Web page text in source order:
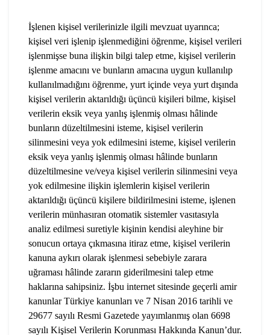
İşlenen kişisel verilerinizle ilgili mevzuat uyarınca;
kişisel veri işlenip işlenmediğini öğrenme, kişisel verileri
işlenmişse buna ilişkin bilgi talep etme, kişisel verilerin
işlenme amacını ve bunların amacına uygun kullanılıp
kullanılmadığını öğrenme, yurt içinde veya yurt dışında
kişisel verilerin aktarıldığı üçüncü kişileri bilme, kişisel
verilerin eksik veya yanlış işlenmiş olması hâlinde
bunların düzeltilmesini isteme, kişisel verilerin
silinmesini veya yok edilmesini isteme, kişisel verilerin
eksik veya yanlış işlenmiş olması hâlinde bunların
düzeltilmesine ve/veya kişisel verilerin silinmesini veya
yok edilmesine ilişkin işlemlerin kişisel verilerin
aktarıldığı üçüncü kişilere bildirilmesini isteme, işlenen
verilerin münhasıran otomatik sistemler vasıtasıyla
analiz edilmesi suretiyle kişinin kendisi aleyhine bir
sonucun ortaya çıkmasına itiraz etme, kişisel verilerin
kanuna aykırı olarak işlenmesi sebebiyle zarara
uğraması hâlinde zararın giderilmesini talep etme
haklarına sahipsiniz. İşbu internet sitesinde geçerli amir
kanunlar Türkiye kanunları ve 7 Nisan 2016 tarihli ve
29677 sayılı Resmi Gazetede yayımlanmış olan 6698
sayılı Kişisel Verilerin Korunması Hakkında Kanun’dur.